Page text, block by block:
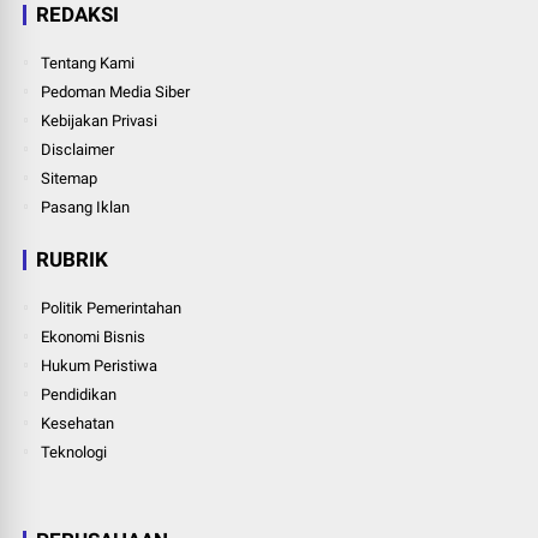
REDAKSI
Tentang Kami
Pedoman Media Siber
Kebijakan Privasi
Disclaimer
Sitemap
Pasang Iklan
RUBRIK
Politik Pemerintahan
Ekonomi Bisnis
Hukum Peristiwa
Pendidikan
Kesehatan
Teknologi